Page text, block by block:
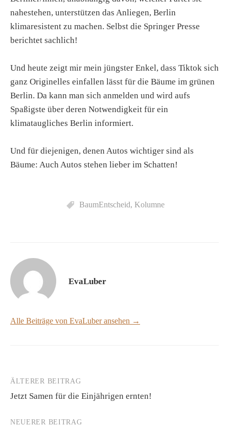
nahestehen, unterstützen das Anliegen, Berlin
klimaresistent zu machen. Selbst die Springer Presse
berichtet sachlich!
Und heute zeigt mir mein jüngster Enkel, dass Tiktok sich
ganz Originelles einfallen lässt für die Bäume im grünen
Berlin. Da kann man sich anmelden und wird aufs
Spaßigste über deren Notwendigkeit für ein
klimataugliches Berlin informiert.
Und für diejenigen, denen Autos wichtiger sind als
Bäume: Auch Autos stehen lieber im Schatten!
BaumEntscheid, Kolumne
EvaLuber
Alle Beiträge von EvaLuber ansehen →
Beitrags-
Navigation
ÄLTERER BEITRAG
Jetzt Samen für die Einjährigen ernten!
NEUERER BEITRAG